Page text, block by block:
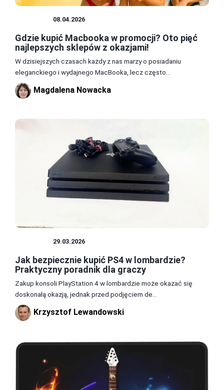
08.04.2026
Gdzie kupić Macbooka w promocji? Oto pięć
najlepszych sklepów z okazjami!
W dzisiejszych czasach każdy z nas marzy o posiadaniu
eleganckiego i wydajnego MacBooka, lecz często...
Magdalena Nowacka
29.03.2026
Jak bezpiecznie kupić PS4 w lombardzie?
Praktyczny poradnik dla graczy
Zakup konsoli PlayStation 4 w lombardzie może okazać się
doskonałą okazją, jednak przed podjęciem de...
Krzysztof Lewandowski